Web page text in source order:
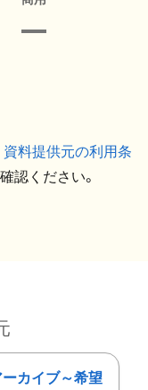
資料提供元の利用条
認ください。
カイブ～希望